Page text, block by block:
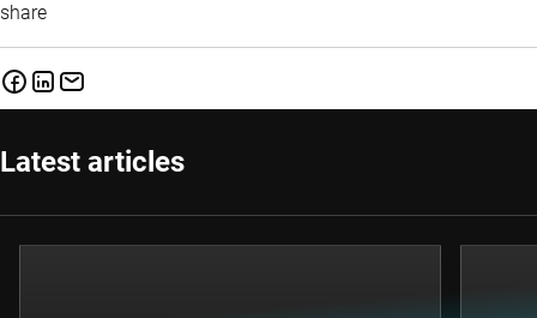
share
Latest articles